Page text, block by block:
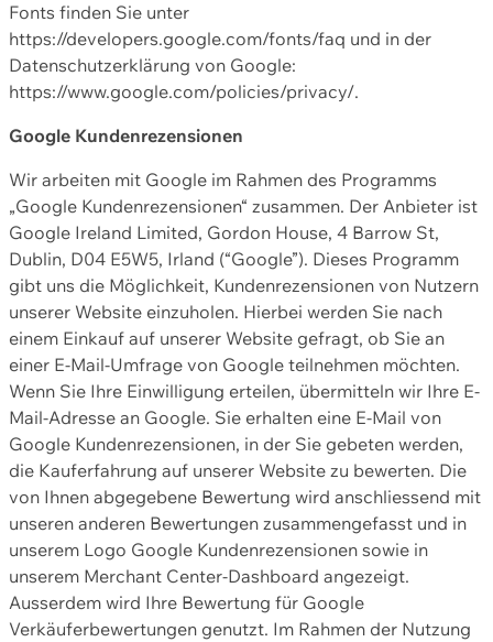
Fonts finden Sie unter
https://developers.google.com/fonts/faq und in der
Datenschutzerklärung von Google:
https://www.google.com/policies/privacy/.
Google Kundenrezensionen
Wir arbeiten mit Google im Rahmen des Programms
„Google Kundenrezensionen“ zusammen. Der Anbieter ist
Google Ireland Limited, Gordon House, 4 Barrow St,
Dublin, D04 E5W5, Irland (“Google”). Dieses Programm
gibt uns die Möglichkeit, Kundenrezensionen von Nutzern
unserer Website einzuholen. Hierbei werden Sie nach
einem Einkauf auf unserer Website gefragt, ob Sie an
einer E-Mail-Umfrage von Google teilnehmen möchten.
Wenn Sie Ihre Einwilligung erteilen, übermitteln wir Ihre E-
Mail-Adresse an Google. Sie erhalten eine E-Mail von
Google Kundenrezensionen, in der Sie gebeten werden,
die Kauferfahrung auf unserer Website zu bewerten. Die
von Ihnen abgegebene Bewertung wird anschliessend mit
unseren anderen Bewertungen zusammengefasst und in
unserem Logo Google Kundenrezensionen sowie in
unserem Merchant Center-Dashboard angezeigt.
Ausserdem wird Ihre Bewertung für Google
Verkäuferbewertungen genutzt. Im Rahmen der Nutzung